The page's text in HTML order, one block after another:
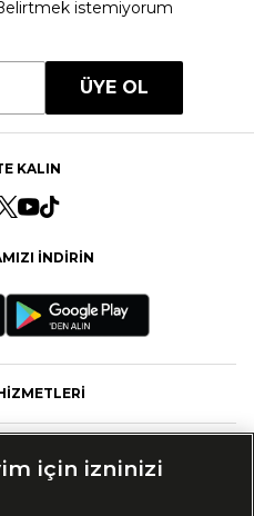
istemiyorum
ÜYE OL
KALIN
İNDİRİN
için izninizi